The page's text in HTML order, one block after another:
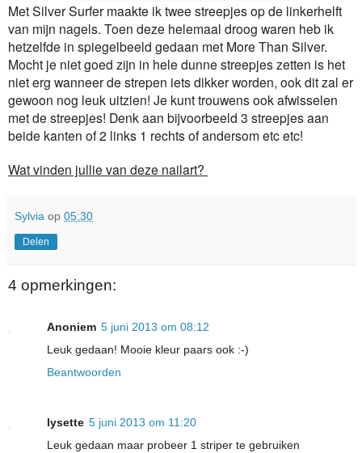
Met Silver Surfer maakte ik twee streepjes op de linkerhelft
van mijn nagels. Toen deze helemaal droog waren heb ik
hetzelfde in spiegelbeeld gedaan met More Than Silver.
Mocht je niet goed zijn in hele dunne streepjes zetten is het
niet erg wanneer de strepen iets dikker worden, ook dit zal er
gewoon nog leuk uitzien! Je kunt trouwens ook afwisselen
met de streepjes! Denk aan bijvoorbeeld 3 streepjes aan
beide kanten of 2 links 1 rechts of andersom etc etc!
Wat vinden jullie van deze nailart?
Sylvia op 05:30
Delen
4 opmerkingen:
Anoniem 5 juni 2013 om 08:12
Leuk gedaan! Mooie kleur paars ook :-)
Beantwoorden
lysette 5 juni 2013 om 11:20
Leuk gedaan maar probeer 1 striper te gebruiken